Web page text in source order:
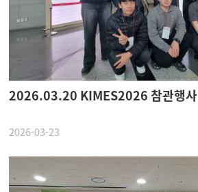
2026.03.20 KIMES2026 참관행사
2026-03-23